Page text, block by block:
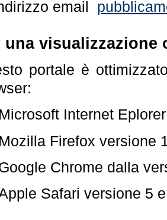
email
una visualizzazione
portale è
Microsoft Internet
Mozilla Firefox versione
Chrome dalla
Safari versione 5